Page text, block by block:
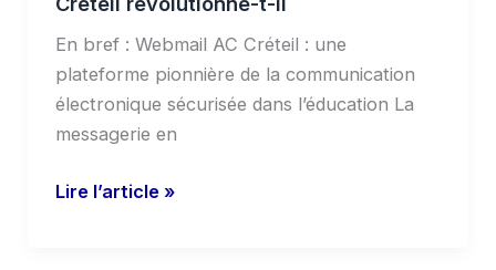
En bref : Webmail AC Créteil : une
plateforme pionnière de la communication
électronique sécurisée dans l’éducation La
messagerie en
Lire l’article »